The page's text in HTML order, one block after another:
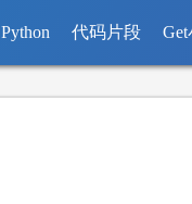
Python 代码片段